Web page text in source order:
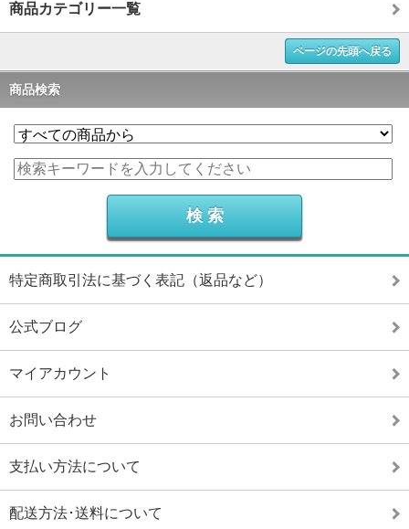
商品カテゴリー一覧
ページの先頭へ戻る
商品検索
特定商取引法に基づく表記（返品など）
公式ブログ
マイアカウント
お問い合わせ
支払い方法について
配送方法･送料について